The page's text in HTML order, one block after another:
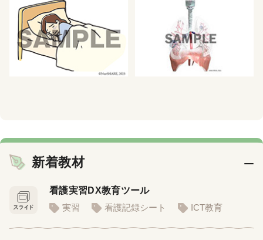
新着教材
看護実習DX教育ツール
実習
看護記録シート ICT教育